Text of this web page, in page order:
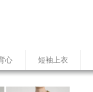
心 短袖上衣